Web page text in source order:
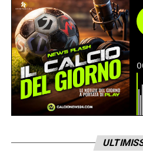
sognano di
italiano, accolgono la
interesse: la “Nuova
sta per nascere.
LA PLAYLIST DELLE